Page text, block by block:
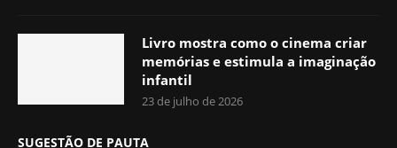
Livro mostra como o cinema criar
memórias e estimula a imaginação
infantil
23 de julho de 2026
SUGESTÃO DE PAUTA